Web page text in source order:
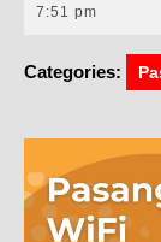
7:51 pm
Categories: